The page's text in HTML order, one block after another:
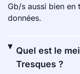
Gb/s aussi bien en
données.
Quel est le
Tresques ?